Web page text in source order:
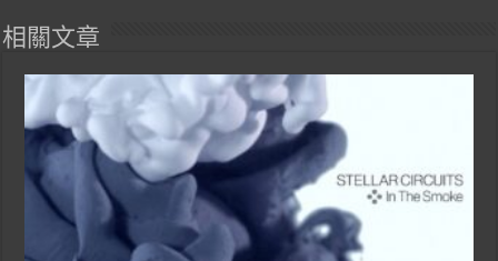
相關文章